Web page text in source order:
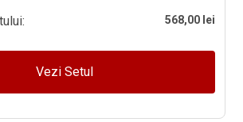
568,00 lei
Vezi Setul